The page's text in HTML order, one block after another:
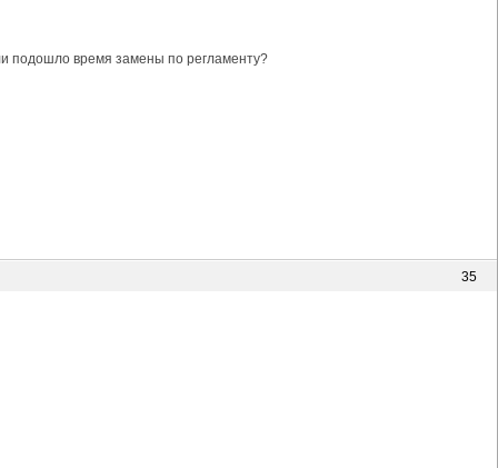
подошло время замены по регламенту?
35